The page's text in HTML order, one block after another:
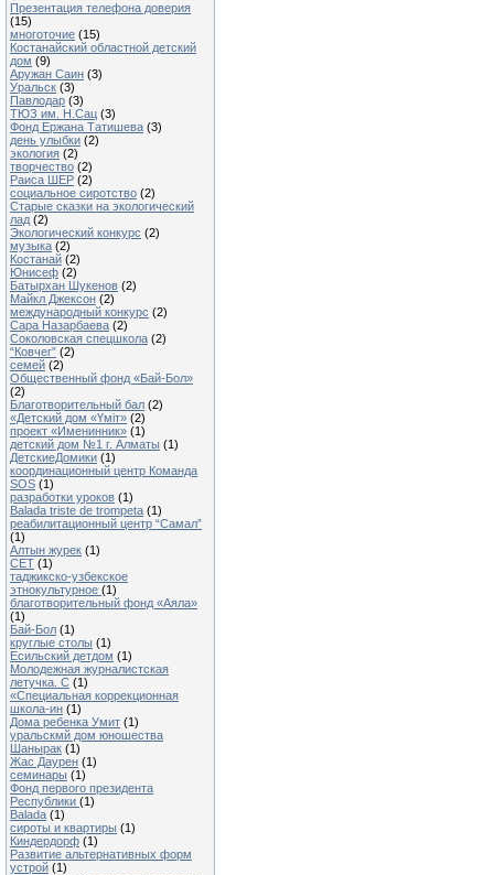
Презентация телефона доверия
(15)
многоточие (15)
Костанайский областной детский
дом (9)
Аружан Саин (3)
Уральск (3)
Павлодар (3)
ТЮЗ им. Н.Сац (3)
Фонд Ержана Татишева (3)
день улыбки (2)
экология (2)
творчество (2)
Раиса ШЕР (2)
социальное сиротство (2)
Старые сказки на экологический
лад (2)
Экологический конкурс (2)
музыка (2)
Костанай (2)
Юнисеф (2)
Батырхан Шукенов (2)
Майкл Джексон (2)
международный конкурс (2)
Сара Назарбаева (2)
Соколовская спецшкола (2)
“Ковчег” (2)
семей (2)
Общественный фонд «Бай-Бол»
(2)
Благотворительный бал (2)
«Детский дом «Үміт» (2)
проект «Именинник» (1)
детский дом №1 г. Алматы (1)
ДетскиеДомики (1)
координационный центр Команда
SOS (1)
разработки уроков (1)
Balada triste de trompeta (1)
реабилитационный центр “Самал”
(1)
Алтын журек (1)
CET (1)
таджикско-узбекское
этнокультурное (1)
благотворительный фонд «Аяла»
(1)
Бай-Бол (1)
круглые столы (1)
Есильский детдом (1)
Молодежная журналистская
летучка. С (1)
«Специальная коррекционная
школа-ин (1)
Дома ребенка Умит (1)
уральскмй дом юношества
Шанырак (1)
Жас Даурен (1)
семинары (1)
Фонд первого президента
Республики (1)
Balada (1)
сироты и квартиры (1)
Киндердорф (1)
Развитие альтернативных форм
устрой (1)